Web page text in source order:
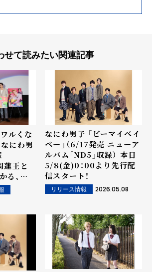
せて読みたい関連記事
ルくな
にわ男
王と
る、岩
で爆笑
なにわ男子 「ビーマイベイ
ベー」（6/17発売 ニューア
ルバム「ND5」収録） 本日
5/8(金)0：00より先行配
信スタート！
リリース情報 2026.05.08